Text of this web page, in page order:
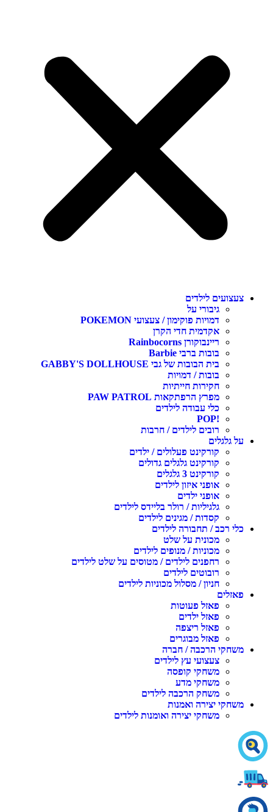
לילדים
גיבורי על
דמויות פוקימון / צעצועי POKEMON
אקדמית חדי הקרן
ריינבוקורן Rainbocorns
בובות ברבי Barbie
בית הבובות של גבי GABBY'S DOLLHOUSE
בובות / דמויות
חקירות חייתיות
מפרץ הרפתקאות PAW PATROL
כלי עבודה לילדים
רובים לילדים / חרבות
גלגלים
קורקינט פעלולים / ילדים
קורקינט גלגלים גדולים
קורקינט 3 גלגלים
אופני איזון לילדים
אופני ילדים
גלגיליות / רולר בליידס לילדים
קסדות / מגינים לילדים
רכב / תחבורה לילדים
מכונית על שלט
מכוניות / מנופים לילדים
רחפנים לילדים / מטוסים על שלט לילדים
רובוטים לילדים
חניון / מסלול מכוניות לילדים
פאזל פעוטות
פאזל ילדים
פאזל ריצפה
פאזל מבוגרים
הרכבה / חברה
צעצועי עץ לילדים
משחקי קופסה
משחקי מדע
משחק הרכבה לילדים
יצירה ואמנות
משחקי יצירה ואומנות לילדים